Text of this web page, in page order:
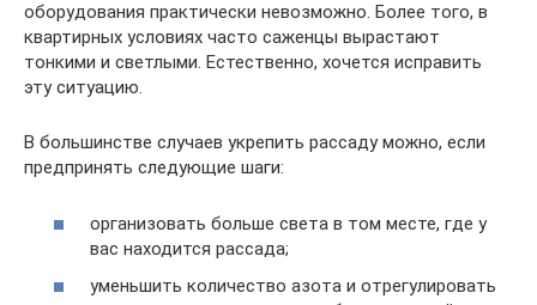
оборудования практически невозможно. Более того, в
квартирных условиях часто саженцы вырастают
тонкими и светлыми. Естественно, хочется исправить
эту ситуацию.
В большинстве случаев укрепить рассаду можно, если
предпринять следующие шаги:
организовать больше света в том месте, где у
вас находится рассада;
уменьшить количество азота и отрегулировать